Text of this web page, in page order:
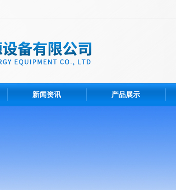
新闻资讯 产品展示